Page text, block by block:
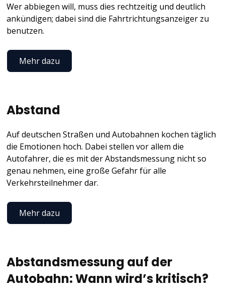
Angesichts der Tatsache, dass in Deutschland im vergangenen
Jahr 2,8 Millionen Verkehrsunfälle gemeldet wurden, erscheint
diese Konstellation grundsätzlich nicht völlig abwegig zu sein.
nach unserer Auffassung daher ebenso wie eine private
Haftpflichtversicherung zu den Basics.
Wer abbiegen will, muss dies rechtzeitig und deutlich
ankündigen; dabei sind die Fahrtrichtungsanzeiger zu
benutzen.
Mehr dazu
Abstand
Auf deutschen Straßen und Autobahnen kochen täglich
die Emotionen hoch. Dabei stellen vor allem die
Autofahrer, die es mit der Abstandsmessung nicht so
genau nehmen, eine große Gefahr für alle
Verkehrsteilnehmer dar.
Mehr dazu
Abstandsmessung auf der
Autobahn: Wann wird’s kritisch?